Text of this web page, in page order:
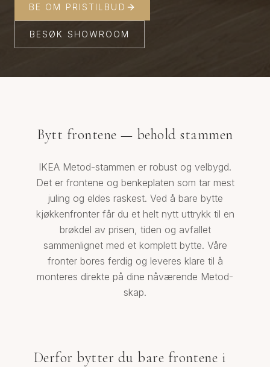
BE OM PRISTILBUD
BESØK SHOWROOM
Bytt frontene — behold stammen
IKEA Metod-stammen er robust og velbygd.
Det er frontene og benkeplaten som tar mest
juling og eldes raskest. Ved å bare bytte
kjøkkenfronter får du et helt nytt uttrykk til en
brøkdel av prisen, tiden og avfallet
sammenlignet med et komplett bytte. Våre
fronter bores ferdig og leveres klare til å
monteres direkte på dine nåværende Metod-
skap.
Derfor bytter du bare frontene i